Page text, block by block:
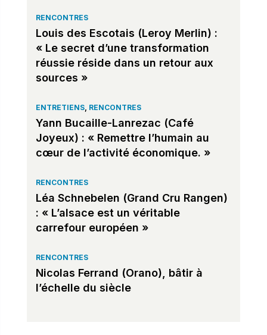
RENCONTRES
Louis des Escotais (Leroy Merlin) :
« Le secret d’une transformation
réussie réside dans un retour aux
sources »
ENTRETIENS, RENCONTRES
Yann Bucaille-Lanrezac (Café
Joyeux) : « Remettre l’humain au
cœur de l’activité économique. »
RENCONTRES
Léa Schnebelen (Grand Cru Rangen)
: « L’alsace est un véritable
carrefour européen »
RENCONTRES
Nicolas Ferrand (Orano), bâtir à
l’échelle du siècle